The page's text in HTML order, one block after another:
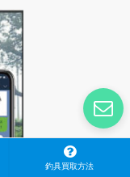
釣具買取方法